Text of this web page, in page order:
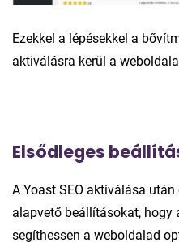
Ezekkel a lépésekkel a
aktiválásra kerül a
Elsődleges
A Yoast SEO aktiválása
alapvető beállításokat, hogy
segíthessen a weboldalad